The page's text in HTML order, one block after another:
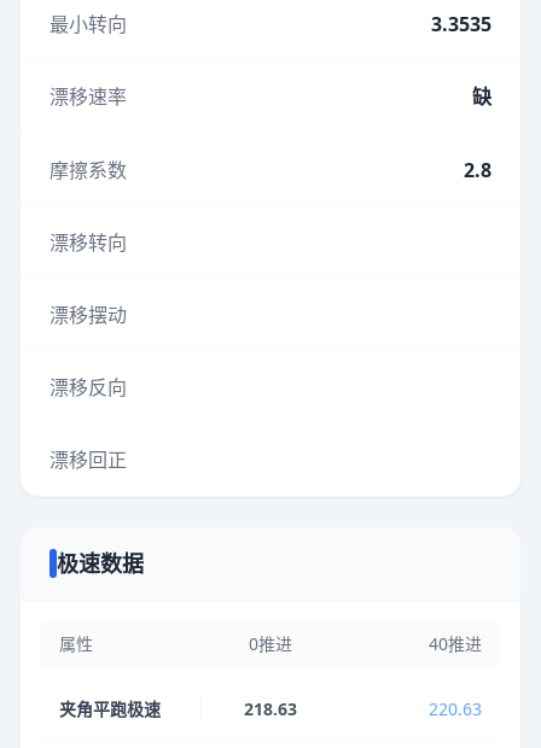
最小转向 3.3535
漂移速率 缺
摩擦系数 2.8
漂移转向
漂移摆动
漂移反向
漂移回正
极速数据
属性 0推进 40推进
夹角平跑极速 218.63 220.63